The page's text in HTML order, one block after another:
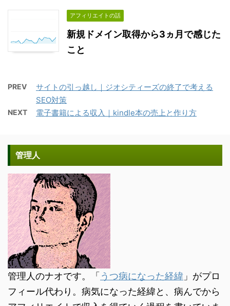
アフィリエイトの話
新規ドメイン取得から3ヵ月で感じた
こと
PREV
サイトの引っ越し｜ジオシティーズの終了で考える
SEO対策
NEXT 電子書籍による収入｜kindle本の売上と作り方
管理人
管理人のナオです。「 うつ病になった経緯 」がプロ
フィール代わり。病気になった経緯と、病んでから